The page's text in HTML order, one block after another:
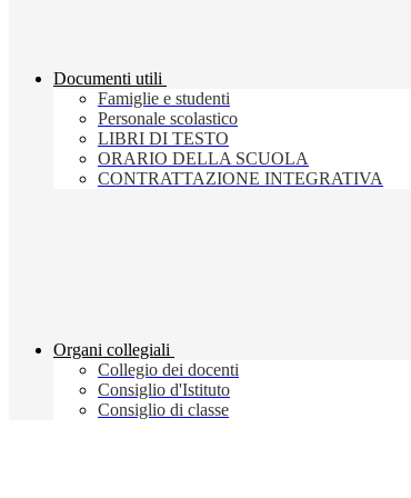
Documenti utili
Famiglie e studenti
Personale scolastico
LIBRI DI TESTO
ORARIO DELLA SCUOLA
CONTRATTAZIONE INTEGRATIVA
Organi collegiali
Collegio dei docenti
Consiglio d'Istituto
Consiglio di classe